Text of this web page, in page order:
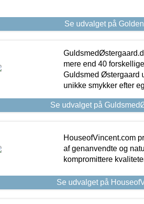
Se udvalget på
mere end 40
Guldsmed Østergaard
unikke smykker efter
Se udvalget på
HouseofVincent.com
af genanvendte og
kompromittere
Se udvalget på